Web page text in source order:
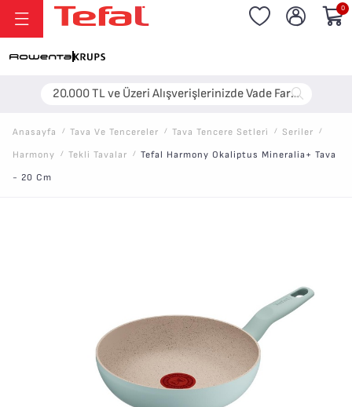
20.000 TL ve Üzeri Alışverişlerinizde Vade Farksız 6 Taksit!
0
Anasayfa / Tava Ve Tencereler / Tava Tencere Setleri̇ / Seriler /
Harmony / Tekli Tavalar / Tefal Harmony Okaliptus Mineralia+ Tava
- 20 Cm